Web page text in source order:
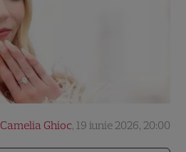
Camelia Ghioc, 19 iunie 2026, 20:00